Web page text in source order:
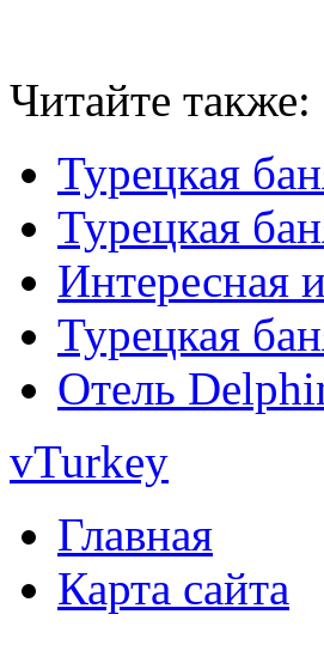
Читайте также:
Турецкая
Турецкая
Интересная
Турецкая
Отель
vTurkey
Главная
Карта сайта